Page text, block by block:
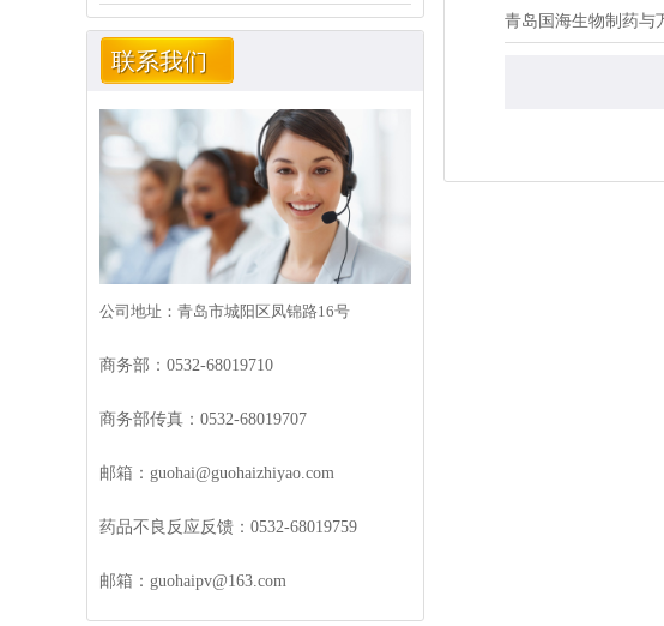
联系我们
公司地址：青岛市城阳区凤锦路16号
商务部：0532-68019710
商务部传真：0532-68019707
邮箱：guohai@guohaizhiyao.com
药品不良反应反馈：0532-68019759
邮箱：guohaipv@163.com
青岛国海生物制药与